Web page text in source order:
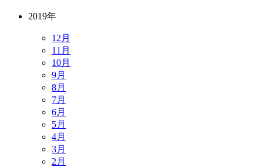
2019年
12月
11月
10月
9月
8月
7月
6月
5月
4月
3月
2月